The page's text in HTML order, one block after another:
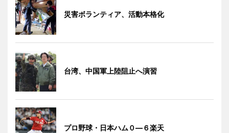
災害ボランティア、活動本格化
台湾、中国軍上陸阻止へ演習
プロ野球・日本ハム０―６楽天